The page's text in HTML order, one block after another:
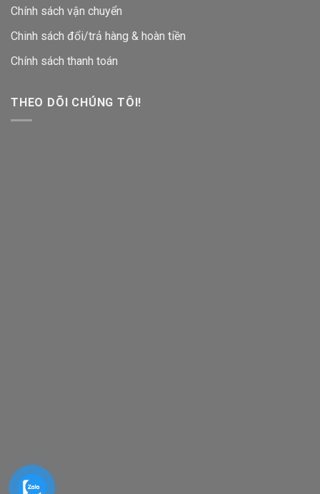
Chính sách vận chuyển
Chinh sách đổi/trả hàng & hoàn tiền
Chính sách thanh toán
THEO DÕI CHÚNG TÔI!